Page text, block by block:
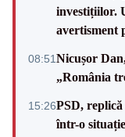
investițiilor.
avertisment
08:51Nicușor
„România
15:26PSD,
într-o